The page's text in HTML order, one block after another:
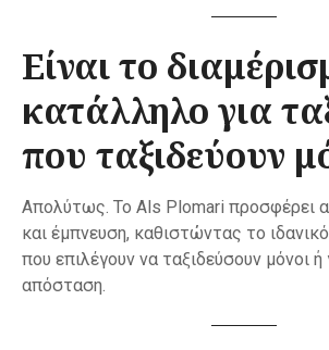
Είναι το
κατάλληλο για
που ταξιδεύουν
Απολύτως. Το Als Plomari προσφέρει
και έμπνευση, καθιστώντας το
που επιλέγουν να ταξιδεύσουν μόνοι ή
απόσταση.